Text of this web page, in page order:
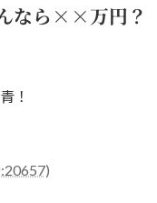
なら××万円？
！